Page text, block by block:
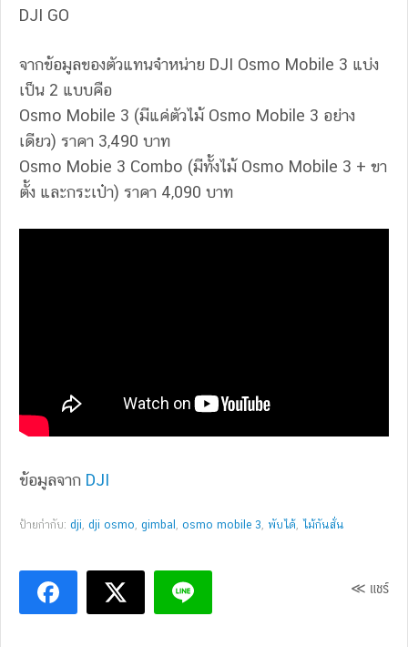
DJI GO
จากข้อมูลของตัวแทนจำหน่าย DJI Osmo Mobile 3 แบ่ง
เป็น 2 แบบคือ
Osmo Mobile 3 (มีแค่ตัวไม้ Osmo Mobile 3 อย่าง
เดียว) ราคา 3,490 บาท
Osmo Mobie 3 Combo (มีทั้งไม้ Osmo Mobile 3 + ขา
ตั้ง และกระเป๋า) ราคา 4,090 บาท
ข้อมูลจาก DJI
ป้ายกำกับ: dji, dji osmo, gimbal , osmo mobile 3, พับได้, ไม้กันสั่น
≪ แชร์